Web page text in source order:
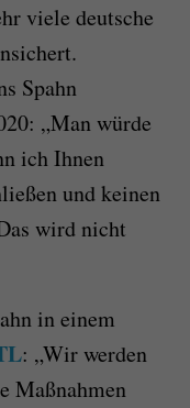
viele deutsche
Spahn
„Man würde
ich Ihnen
und keinen
wird nicht
in einem
: „Wir werden
Maßnahmen